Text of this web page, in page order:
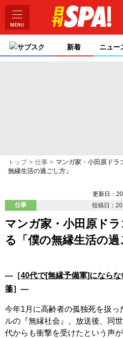
サブスク 新着 ニュー
トップ 仕事
マンガ家・小田原ドラ
無縁生活の過ごし方」
更新日：
仕事
投稿日：
マンガ家・小田原ド
る「僕の無縁生活の過
―［40代で[無縁予備軍]になら
箋］―
今年1月に高齢者の孤独死を扱っ
ルの『無縁社会』。放送後、同
代からも衝撃を受けたという声